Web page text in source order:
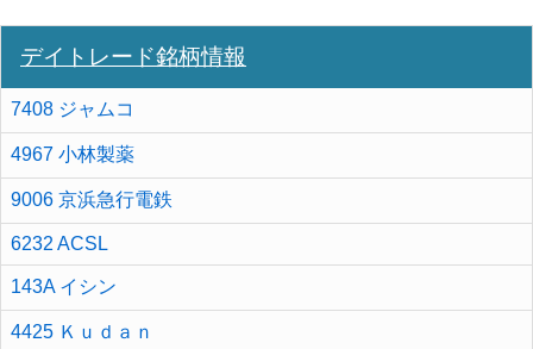
デイトレード銘柄情報
7408 ジャムコ
4967 小林製薬
9006 京浜急行電鉄
6232 ACSL
143A イシン
4425 Ｋｕｄａｎ